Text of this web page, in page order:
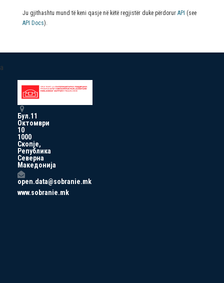
Ju gjithashtu mund të keni qasje në këtë regjistër duke përdorur API (see
API Docs).
a
Бул.11
Октомври
10
1000
Скопје,
Република
Северна
Македонија
open.data@sobranie.mk
www.sobranie.mk